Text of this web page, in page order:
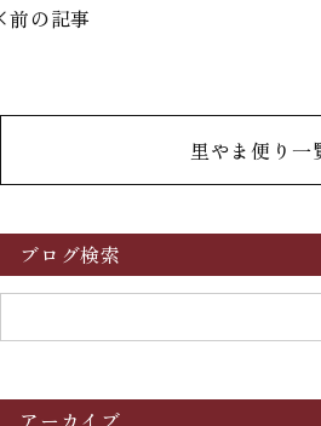
前の記事
里やま便り一
ブログ検索
アーカイブ